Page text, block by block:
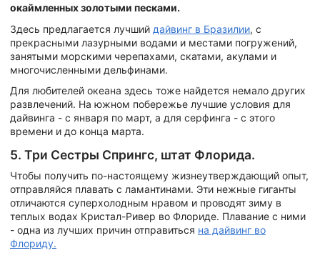
окаймленных золотыми песками.
Здесь предлагается лучший дайвинг в Бразилии, с
прекрасными лазурными водами и местами погружений,
занятыми морскими черепахами, скатами, акулами и
многочисленными дельфинами.
Для любителей океана здесь тоже найдется немало других
развлечений. На южном побережье лучшие условия для
дайвинга - с января по март, а для серфинга - с этого
времени и до конца марта.
5. Три Сестры Спрингс, штат Флорида.
Чтобы получить по-настоящему жизнеутверждающий опыт,
отправляйся плавать с ламантинами. Эти нежные гиганты
отличаются суперхолодным нравом и проводят зиму в
теплых водах Кристал-Ривер во Флориде. Плавание с ними
- одна из лучших причин отправиться на дайвинг во
Флориду.